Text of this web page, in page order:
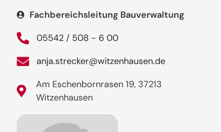
Fachbereichsleitung Bauverwaltung
05542 / 508 - 6 00
anja.strecker@witzenhausen.de
Am Eschenbornrasen 19, 37213
Witzenhausen